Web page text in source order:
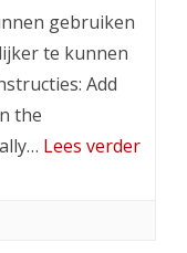
gebruiken
te kunnen
Add
the
Lees verder